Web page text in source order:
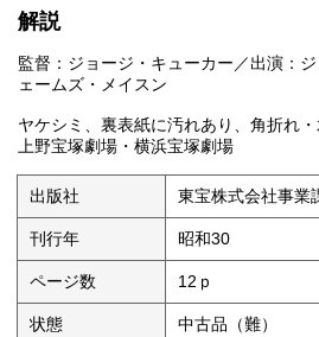
解説
監督：ジョージ・キューカー／出演：
ェームズ・メイスン
ヤケシミ、裏表紙に汚れあり、角折れ
上野宝塚劇場・横浜宝塚劇場
出版社 東宝株式会社事業
刊行年 昭和30
ページ数 12ｐ
状態 中古品（難）